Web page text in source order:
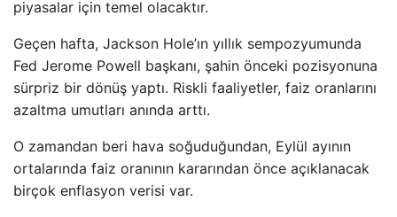
piyasalar için temel olacaktır.
Geçen hafta, Jackson Hole’ın yıllık sempozyumunda
Fed Jerome Powell başkanı, şahin önceki pozisyonuna
sürpriz bir dönüş yaptı. Riskli faaliyetler, faiz oranlarını
azaltma umutları anında arttı.
O zamandan beri hava soğuduğundan, Eylül ayının
ortalarında faiz oranının kararından önce açıklanacak
birçok enflasyon verisi var.